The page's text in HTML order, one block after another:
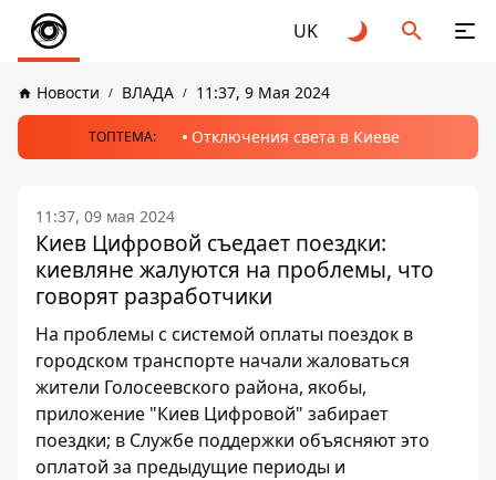
UK
Новости ВЛАДА 11:37, 9 Мая 2024
ТОПТЕМА: Отключения света в Киеве
11:37, 09 мая 2024
Киев Цифровой съедает поездки:
киевляне жалуются на проблемы, что
говорят разработчики
На проблемы с системой оплаты поездок в
городском транспорте начали жаловаться
жители Голосеевского района, якобы,
приложение "Киев Цифровой" забирает
поездки; в Службе поддержки объясняют это
оплатой за предыдущие периоды и